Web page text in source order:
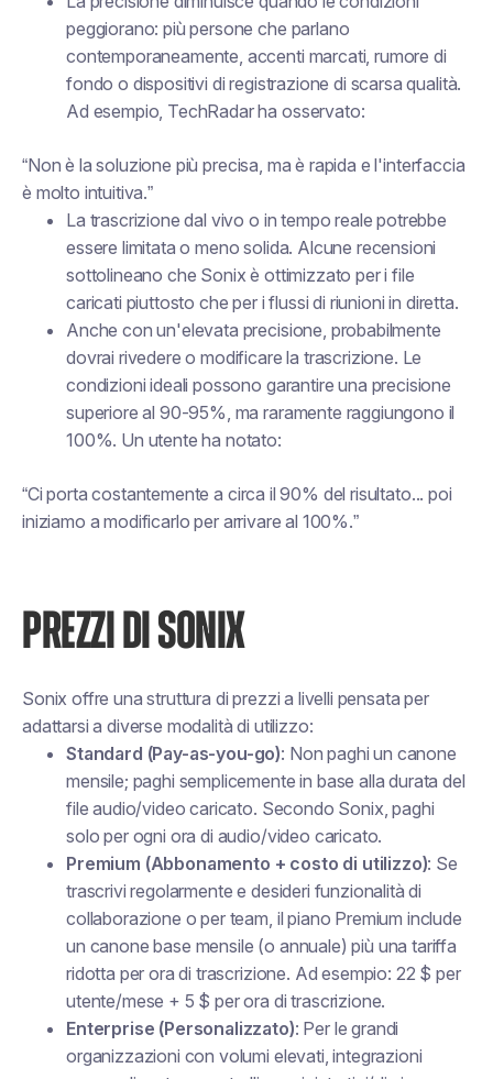
peggiorano: più persone che parlano
contemporaneamente, accenti marcati, rumore di
fondo o dispositivi di registrazione di scarsa qualità.
Ad esempio, TechRadar ha osservato:
“Non è la soluzione più precisa, ma è rapida e l'interfaccia
è molto intuitiva.”
La trascrizione dal vivo o in tempo reale potrebbe
essere limitata o meno solida. Alcune recensioni
sottolineano che Sonix è ottimizzato per i file
caricati piuttosto che per i flussi di riunioni in diretta.
Anche con un'elevata precisione, probabilmente
dovrai rivedere o modificare la trascrizione. Le
condizioni ideali possono garantire una precisione
superiore al 90-95%, ma raramente raggiungono il
100%. Un utente ha notato:
“Ci porta costantemente a circa il 90% del risultato... poi
iniziamo a modificarlo per arrivare al 100%.”
PREZZI DI SONIX
Sonix offre una struttura di prezzi a livelli pensata per
adattarsi a diverse modalità di utilizzo:
Standard (Pay-as-you-go): Non paghi un canone
mensile; paghi semplicemente in base alla durata del
file audio/video caricato. Secondo Sonix, paghi
solo per ogni ora di audio/video caricato.
Premium (Abbonamento + costo di utilizzo): Se
trascrivi regolarmente e desideri funzionalità di
collaborazione o per team, il piano Premium include
un canone base mensile (o annuale) più una tariffa
ridotta per ora di trascrizione. Ad esempio: 22 $ per
utente/mese + 5 $ per ora di trascrizione.
Enterprise (Personalizzato): Per le grandi
organizzazioni con volumi elevati, integrazioni